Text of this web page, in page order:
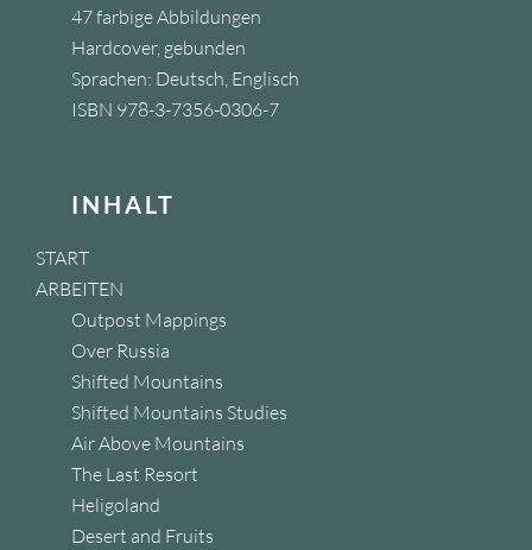
47 farbige Abbildungen
Hardcover, gebunden
Sprachen: Deutsch, Englisch
ISBN 978-3-7356-0306-7
INHALT
START
ARBEITEN
Outpost Mappings
Over Russia
Shifted Mountains
Shifted Mountains Studies
Air Above Mountains
The Last Resort
Heligoland
Desert and Fruits